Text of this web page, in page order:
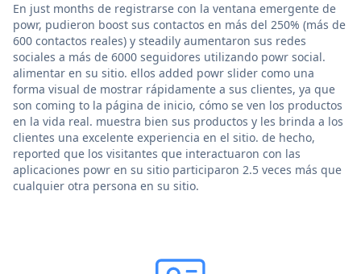
En just months de registrarse con la ventana emergente de
powr, pudieron boost sus contactos en más del 250% (más de
600 contactos reales) y steadily aumentaron sus redes
sociales a más de 6000 seguidores utilizando powr social.
alimentar en su sitio. ellos added powr slider como una
forma visual de mostrar rápidamente a sus clientes, ya que
son coming to la página de inicio, cómo se ven los productos
en la vida real. muestra bien sus productos y les brinda a los
clientes una excelente experiencia en el sitio. de hecho,
reported que los visitantes que interactuaron con las
aplicaciones powr en su sitio participaron 2.5 veces más que
cualquier otra persona en su sitio.